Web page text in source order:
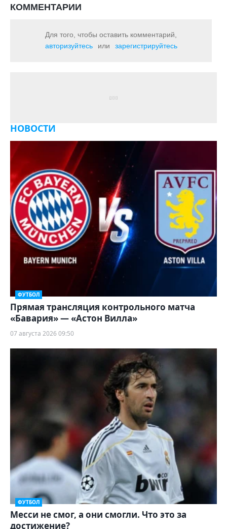
КОММЕНТАРИИ
Для того, чтобы оставить комментарий,
авторизуйтесь
или зарегистрируйтесь
НОВОСТИ
ФУТБОЛ
Прямая трансляция контрольного матча
«Бавария» — «Астон Вилла»
07 августа 2026 09:50
ФУТБОЛ
Месси не смог, а они смогли. Что это за
достижение?